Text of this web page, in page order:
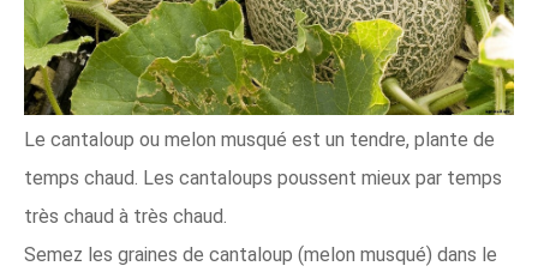
Le cantaloup ou melon musqué est un tendre, plante de
temps chaud. Les cantaloups poussent mieux par temps
très chaud à très chaud.
Semez les graines de cantaloup (melon musqué) dans le